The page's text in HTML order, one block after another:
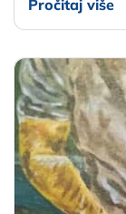
Pročitaj više